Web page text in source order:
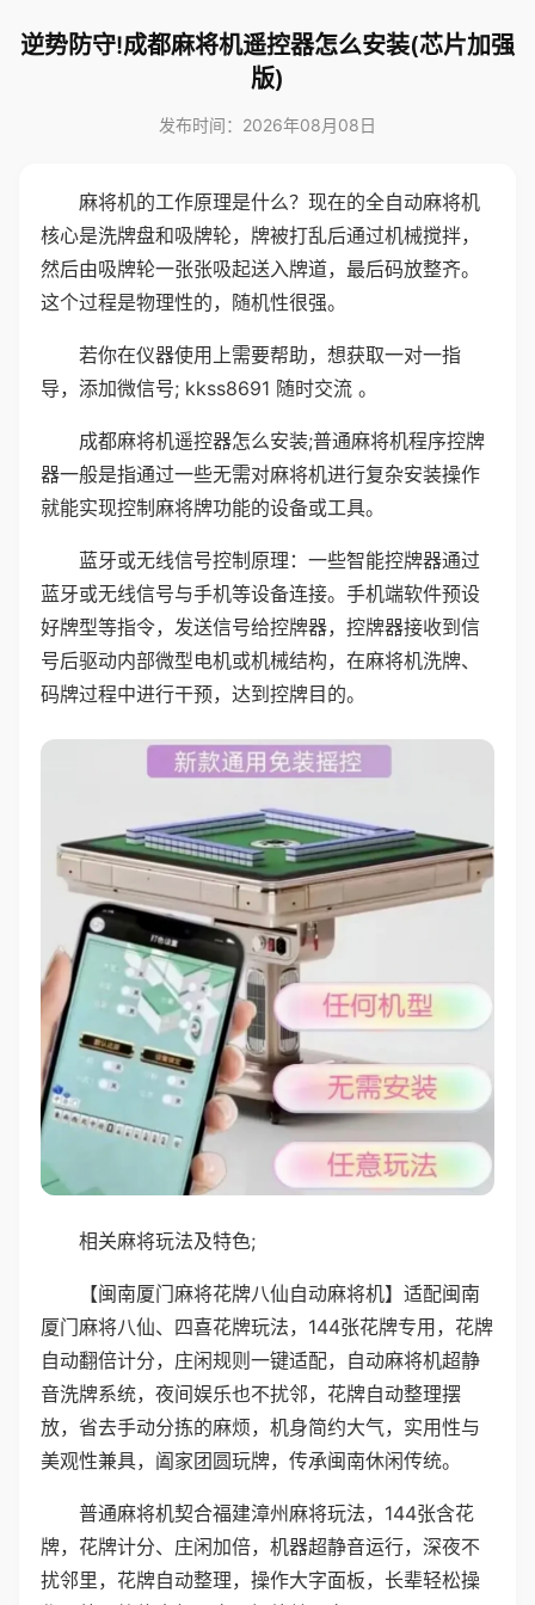
逆势防守!成都麻将机遥控器怎么安装(芯片加强
版)
发布时间：2026年08月08日
麻将机的工作原理是什么？现在的全自动麻将机
核心是洗牌盘和吸牌轮，牌被打乱后通过机械搅拌，
然后由吸牌轮一张张吸起送入牌道，最后码放整齐。
这个过程是物理性的，随机性很强。
若你在仪器使用上需要帮助，想获取一对一指
导，添加微信号; kkss8691 随时交流 。
成都麻将机遥控器怎么安装;普通麻将机程序控牌
器一般是指通过一些无需对麻将机进行复杂安装操作
就能实现控制麻将牌功能的设备或工具。
蓝牙或无线信号控制原理：一些智能控牌器通过
蓝牙或无线信号与手机等设备连接。手机端软件预设
好牌型等指令，发送信号给控牌器，控牌器接收到信
号后驱动内部微型电机或机械结构，在麻将机洗牌、
码牌过程中进行干预，达到控牌目的。
相关麻将玩法及特色;
【闽南厦门麻将花牌八仙自动麻将机】适配闽南
厦门麻将八仙、四喜花牌玩法，144张花牌专用，花牌
自动翻倍计分，庄闲规则一键适配，自动麻将机超静
音洗牌系统，夜间娱乐也不扰邻，花牌自动整理摆
放，省去手动分拣的麻烦，机身简约大气，实用性与
美观性兼具，阖家团圆玩牌，传承闽南休闲传统。
普通麻将机契合福建漳州麻将玩法，144张含花
牌，花牌计分、庄闲加倍，机器超静音运行，深夜不
扰邻里，花牌自动整理，操作大字面板，长辈轻松操